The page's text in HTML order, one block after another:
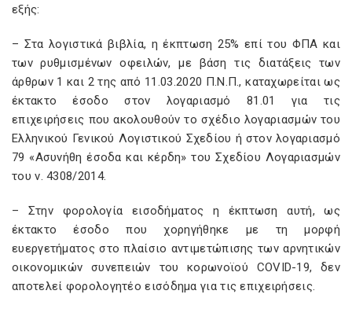
εξής:
– Στα λογιστικά βιβλία, η έκπτωση 25% επί του ΦΠΑ και
των ρυθμισμένων οφειλών, με βάση τις διατάξεις των
άρθρων 1 και 2 της από 11.03.2020 Π.Ν.Π., καταχωρείται ως
έκτακτο έσοδο στον λογαριασμό 81.01 για τις
επιχειρήσεις που ακολουθούν το σχέδιο λογαριασμών του
Ελληνικού Γενικού Λογιστικού Σχεδίου ή στον λογαριασμό
79 «Ασυνήθη έσοδα και κέρδη» του Σχεδίου Λογαριασμών
του ν. 4308/2014.
– Στην φορολογία εισοδήματος η έκπτωση αυτή, ως
έκτακτο έσοδο που χορηγήθηκε με τη μορφή
ευεργετήματος στο πλαίσιο αντιμετώπισης των αρνητικών
οικονομικών συνεπειών του κορωνοϊού COVID-19, δεν
αποτελεί φορολογητέο εισόδημα για τις επιχειρήσεις.